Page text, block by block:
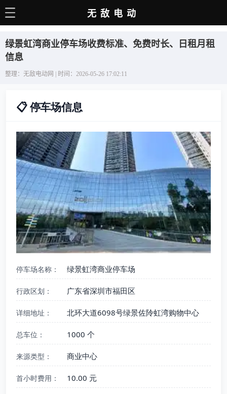
电动百科
电车资讯
充电站
用车百科
销量榜
经销商
无敌电动
绿景虹湾商业停车场收费标准、免费时长、日租月租
信息
整理：无敌电动网 | 时间：2026-05-26 17:02:11
📋 停车场信息
停车场名称： 绿景虹湾商业停车场
行政区划： 广东省深圳市福田区
详细地址： 北环大道6098号绿景佐阾虹湾购物中心
总车位： 1000 个
来源类型： 商业中心
首小时费用： 10.00 元